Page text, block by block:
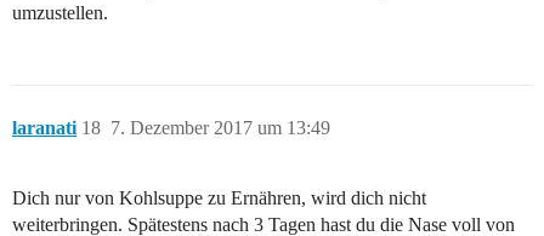
umzustellen.
laranati 7. Dezember 2017 um 13:49
18
Dich nur von Kohlsuppe zu Ernähren, wird dich nicht
weiterbringen. Spätestens nach 3 Tagen hast du die Nase voll von